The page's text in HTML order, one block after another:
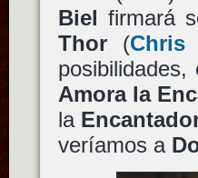
Biel firmará
Thor(Chris
posibilidades,
Amora la
la
veríamos a